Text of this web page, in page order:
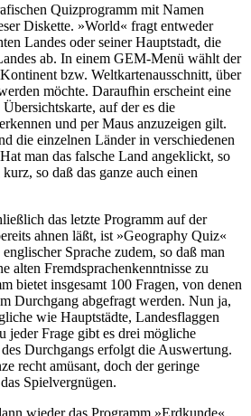
Quizprogramm mit Namen
Diskette. »World« fragt entweder
Landes oder seiner Hauptstadt, die
ab. In einem GEM-Menü wählt der
bzw. Weltkartenausschnitt, über
möchte. Daraufhin erscheint eine
auf der es die
und per Maus anzuzeigen gilt.
die einzelnen Länder in verschiedenen
man das falsche Land angeklickt, so
so daß das ganze auch einen
das letzte Programm auf der
ahnen läßt, ist »Geography Quiz«
Sprache zudem, so daß man
alten Fremdsprachenkenntnisse zu
bietet insgesamt 100 Fragen, von denen
Durchgang abgefragt werden. Nun ja,
wie Hauptstädte, Landesflaggen
jeder Frage gibt es drei mögliche
Durchgangs erfolgt die Auswertung.
recht amüsant, doch der geringe
Spielvergnügen.
wieder das Programm »Erdkunde«,